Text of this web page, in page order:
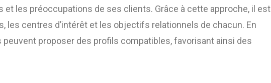
et les préoccupations de ses clients. Grâce à cette approche, il est
les centres d’intérêt et les objectifs relationnels de chacun. En
proposer des profils compatibles, favorisant ainsi des